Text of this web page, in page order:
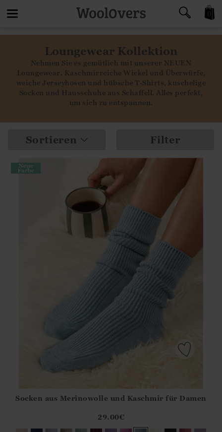
navigationLoungewear Kollektion
Nehmen Sie es gemütlich mit unserer NEUEN
Loungewear. Kaschmirreiche Wickel und Überwürfe,
weiche Jerseyhosen und hübsche T-Shirts, kuschelige
Socken und Hausschuhe aus Schaffell. Alles perfekt,
um sich zu entspannen.
Sortieren Filter
?? ""
Socken aus Merinowolle und Kaschmir für Damen
29.00€